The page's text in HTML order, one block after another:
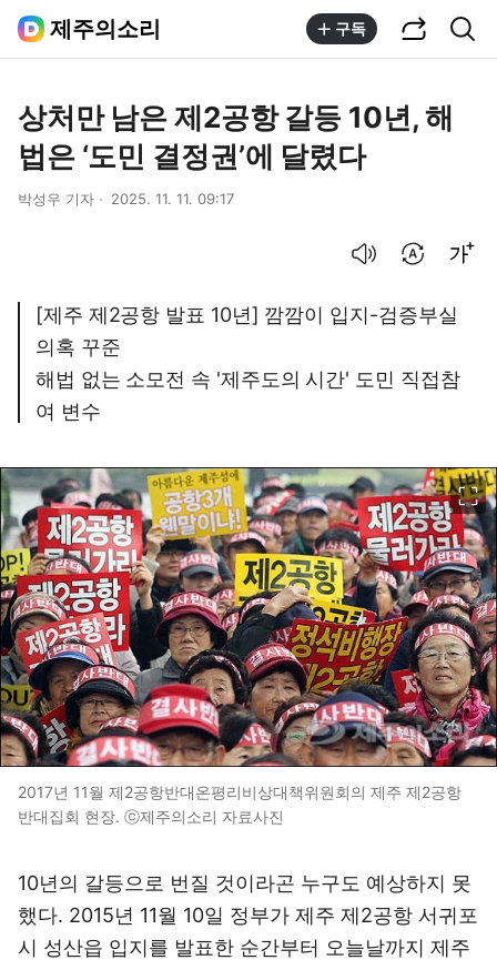
제주의소리 구독
상처만 남은 제2공항 갈등 10년, 해
법은 ‘도민 결정권’에 달렸다
박성우 기자 2025. 11. 11. 09:17
[제주 제2공항 발표 10년] 깜깜이 입지-검증부실
의혹 꾸준
해법 없는 소모전 속 '제주도의 시간' 도민 직접참
여 변수
2017년 11월 제2공항반대온평리비상대책위원회의 제주 제2공항
반대집회 현장. ⓒ제주의소리 자료사진
10년의 갈등으로 번질 것이라곤 누구도 예상하지 못
했다. 2015년 11월 10일 정부가 제주 제2공항 서귀포
시 성산읍 입지를 발표한 순간부터 오늘날까지 제주